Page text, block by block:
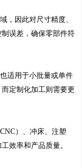
，因此对尺寸精度、
误差，确保零部件符
适用于小批量或单件
定制化加工则需要更
）、冲床、注塑
效率和产品质量。